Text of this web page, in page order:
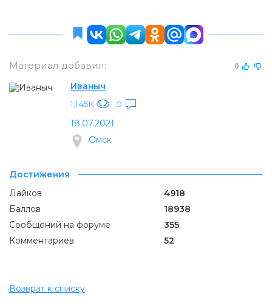
Материал добавил: 0
Иваныч
1.145K
0
18.07.2021
Омск
Достижения
Лайков
4918
Баллов
18938
Сообщений на форуме
355
Комментариев
52
Возврат к списку